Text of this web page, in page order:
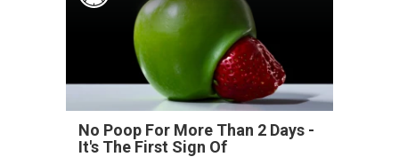
No Poop For More Than 2 Days -
It's The First Sign Of